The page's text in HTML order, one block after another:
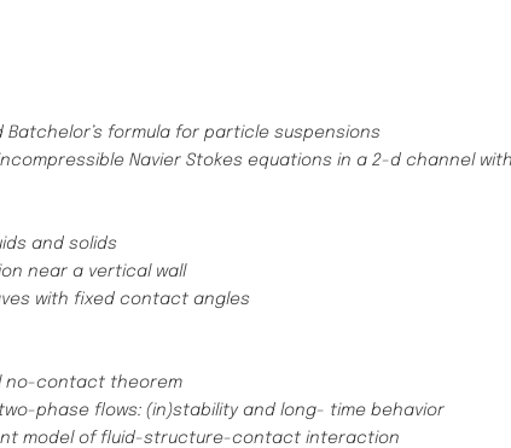
formula for particle suspensions
Navier Stokes equations in a 2-d channel
and solids
near a vertical wall
with fixed contact angles
no-contact theorem
phase flows: (in)stability and long- time behavior
model of fluid-structure-contact interaction